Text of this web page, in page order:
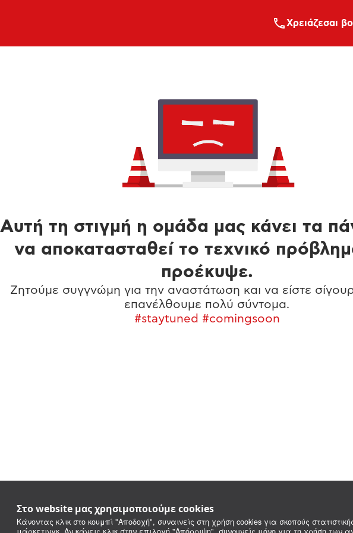
Στο website μας χρησιμοποιούμε cookies
Κάνοντας κλικ στο κουμπί "Αποδοχή", συναινείς στη χρήση cookies για σκοπούς
Xρειάζεσαι
Αυτή τη στιγμή η ομάδα μας κάνει τα
να αποκατασταθεί το τεχνικό
προέκυψε.
Ζητούμε συγγνώμη για την αναστάτωση και να είστε
επανέλθουμε πολύ σύντομα.
#staytuned #comingsoon